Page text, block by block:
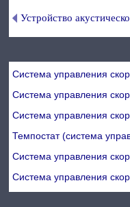
Устройство
Система управления
Система управления
Система управления
Темпостат (система
Система управления
Система управления